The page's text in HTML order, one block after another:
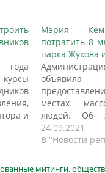
и
​В
Мэрия
потратить 8
парка Жукова
местах
людей. Об
материалах на
которыми
Победителю
24.09.2021
В "Новости
митинги,